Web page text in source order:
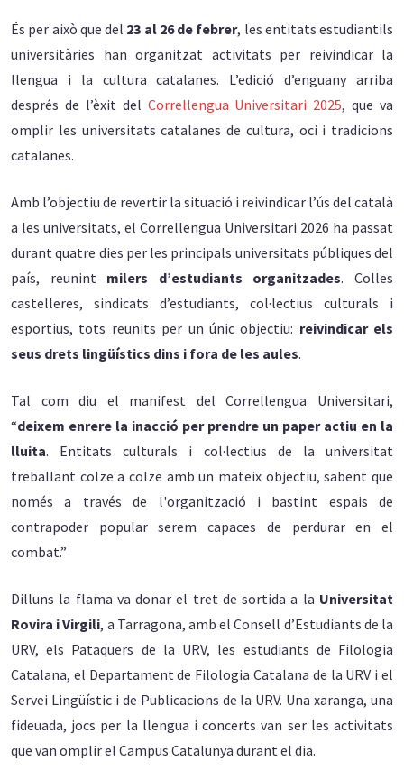
És per això que del 23 al 26 de febrer, les entitats estudiantils
universitàries han organitzat activitats per reivindicar la
llengua i la cultura catalanes. L’edició d’enguany arriba
després de l’èxit del Correllengua Universitari 2025, que va
omplir les universitats catalanes de cultura, oci i tradicions
catalanes.
Amb l’objectiu de revertir la situació i reivindicar l’ús del català
a les universitats, el Correllengua Universitari 2026 ha passat
durant quatre dies per les principals universitats públiques del
país, reunint milers d’estudiants organitzades. Colles
castelleres, sindicats d’estudiants, col·lectius culturals i
esportius, tots reunits per un únic objectiu: reivindicar els
seus drets lingüístics dins i fora de les aules.
Tal com diu el manifest del Correllengua Universitari,
“deixem enrere la inacció per prendre un paper actiu en la
lluita. Entitats culturals i col·lectius de la universitat
treballant colze a colze amb un mateix objectiu, sabent que
només a través de l'organització i bastint espais de
contrapoder popular serem capaces de perdurar en el
combat.”
Dilluns la flama va donar el tret de sortida a la Universitat
Rovira i Virgili, a Tarragona, amb el Consell d’Estudiants de la
URV, els Pataquers de la URV, les estudiants de Filologia
Catalana, el Departament de Filologia Catalana de la URV i el
Servei Lingüístic i de Publicacions de la URV. Una xaranga, una
fideuada, jocs per la llengua i concerts van ser les activitats
que van omplir el Campus Catalunya durant el dia.